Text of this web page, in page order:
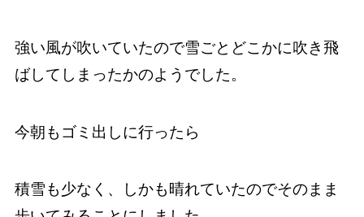
強い風が吹いていたので雪ごとどこかに吹き飛
ばしてしまったかのようでした。
今朝もゴミ出しに行ったら
積雪も少なく、しかも晴れていたのでそのまま